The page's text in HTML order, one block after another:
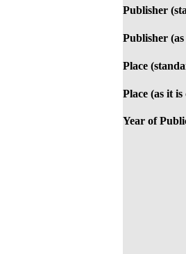
Publisher
Publisher
Place
Place (as it
Year of